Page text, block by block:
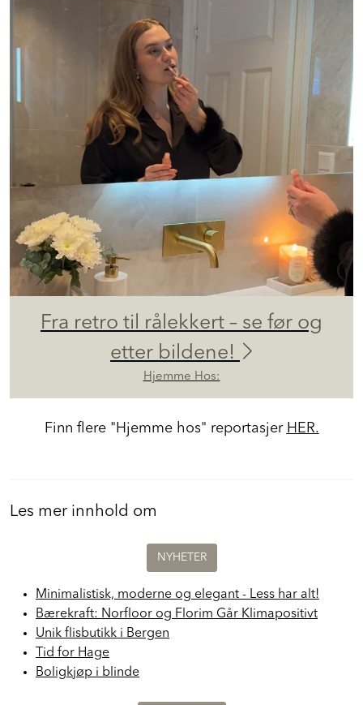
Fra retro til rålekkert – se før og
etter bildene!
Hjemme Hos:
Finn flere "Hjemme hos" reportasjer HER.
Les mer innhold om
NYHETER
Minimalistisk, moderne og elegant - Less har alt!
Bærekraft: Norfloor og Florim Går Klimapositivt
Unik flisbutikk i Bergen
Tid for Hage
Boligkjøp i blinde